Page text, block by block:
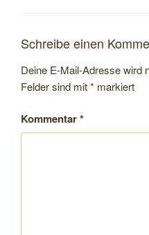
Schreibe einen
Deine E-Mail-Adresse wird
Felder sind mit* markiert
Kommentar*